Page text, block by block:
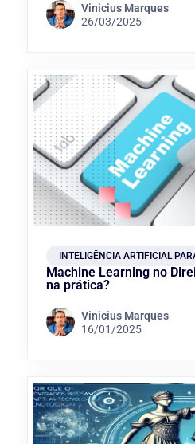
Vinicius Marques
26/03/2025
INTELIGÊNCIA ARTIFICIAL
Machine Learning no
na prática?
Vinicius Marques
16/01/2025